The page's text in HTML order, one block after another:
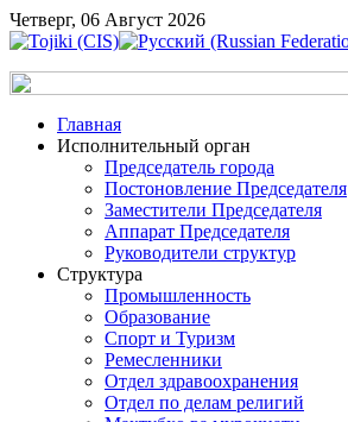
Четверг, 06 Август 2026
Главная
Исполнительный орган
Председатель города
Постоновление Председателя
Заместители Председателя
Аппарат Председателя
Руководители структур
Структура
Промышленность
Образование
Спорт и Туризм
Ремесленники
Отдел здравоохранения
Отдел по делам религий